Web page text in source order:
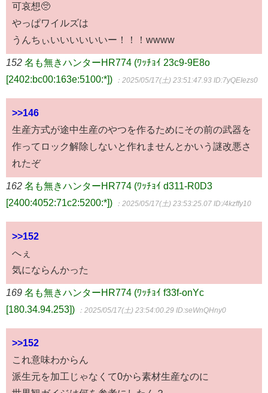
可哀想🥺
やっぱワイルズは
うんちぃいいいいいいー！！！wwww
152 名も無きハンターHR774 (ﾜｯﾁｮｲ 23c9-9E8o
[2402:bc00:163e:5100:*])
：2025/05/17(土) 23:51:47.93 ID:7yQEIezs0
>>146
生産方式が途中生産のやつを作るためにその前の武器を
作ってロック解除しないと作れませんとかいう謎改悪さ
れたぞ
162 名も無きハンターHR774 (ﾜｯﾁｮｲ d311-R0D3
[2400:4052:71c2:5200:*])
：2025/05/17(土) 23:53:25.07 ID:/4kzffy10
>>152
へぇ
気にならんかった
169 名も無きハンターHR774 (ﾜｯﾁｮｲ f33f-onYc
[180.34.94.253])
：2025/05/17(土) 23:54:00.29 ID:seWnQHny0
>>152
これ意味わからん
派生元を加工じゃなくて0から素材生産なのに